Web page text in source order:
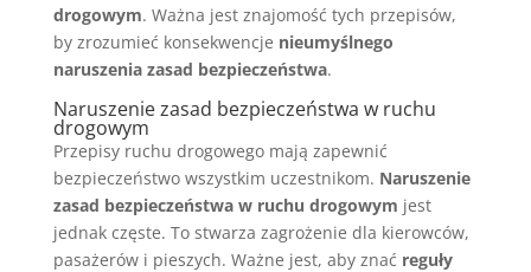
drogowym. Ważna jest znajomość tych przepisów,
by zrozumieć konsekwencje nieumyślnego
naruszenia zasad bezpieczeństwa.
Naruszenie zasad bezpieczeństwa w ruchu
drogowym
Przepisy ruchu drogowego mają zapewnić
bezpieczeństwo wszystkim uczestnikom. Naruszenie
zasad bezpieczeństwa w ruchu drogowym jest
jednak częste. To stwarza zagrożenie dla kierowców,
pasażerów i pieszych. Ważne jest, aby znać reguły